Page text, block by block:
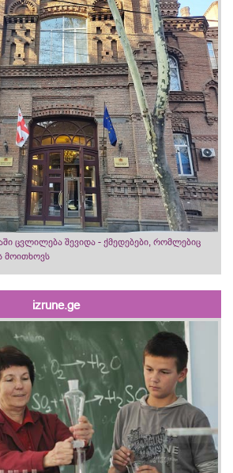
ცვლილება შევიდა - ქმედებები, რომლებიც
მოითხოვს
izrune.ge